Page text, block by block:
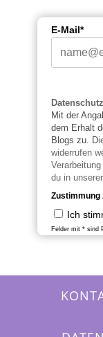
E-Mail*
Datenschutz
Mit der
dem Erhalt
Blogs zu. D
widerrufen
du in unserer
Zustimmung
Ich
Felder mit * sind